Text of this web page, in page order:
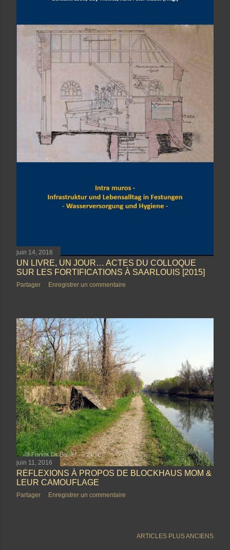
juin 14, 2016
UN LIVRE, UN JOUR… ACTES DU COLLOQUE
SUR LES FORTIFICATIONS À SAARLOUIS [2015]
Partager Enregistrer un commentaire
juin 11, 2016
RÉFLEXIONS À PROPOS DE BLOCKHAUS MOM &
LEUR CAMOUFLAGE
Partager Enregistrer un commentaire
ARTICLES PLUS ANCIENS